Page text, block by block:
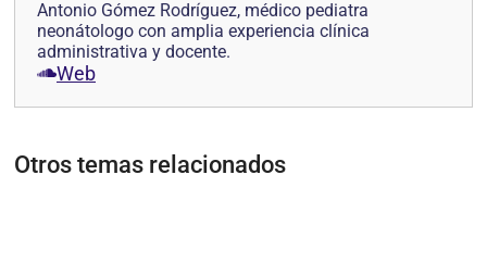
Antonio Gómez Rodríguez, médico pediatra
neonátologo con amplia experiencia clínica
administrativa y docente.
Web
Otros temas relacionados